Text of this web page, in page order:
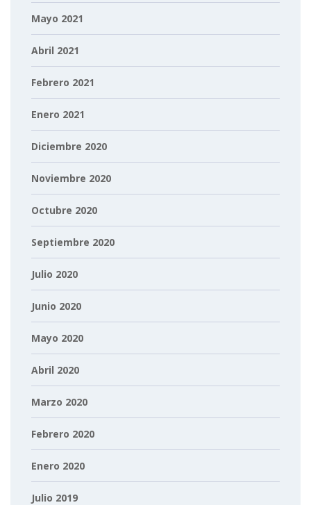
Mayo 2021
Abril 2021
Febrero 2021
Enero 2021
Diciembre 2020
Noviembre 2020
Octubre 2020
Septiembre 2020
Julio 2020
Junio 2020
Mayo 2020
Abril 2020
Marzo 2020
Febrero 2020
Enero 2020
Julio 2019